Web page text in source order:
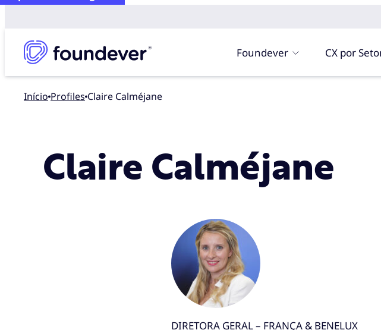
Foundever CX por
Início profiles Claire Calméjane
Claire Calméjane
DIRETORA GERAL – FRANÇA & BENELUX